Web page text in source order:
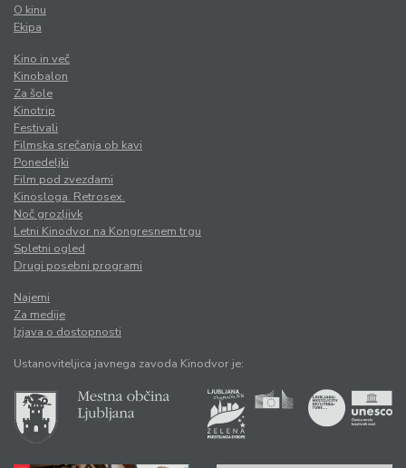
O kinu
Ekipa
Kino in več
Kinobalon
Za šole
Kinotrip
Festivali
Filmska srečanja ob kavi
Ponedeljki
Film pod zvezdami
Kinosloga. Retrosex.
Noč grozljivk
Letni Kinodvor na Kongresnem trgu
Spletni ogled
Drugi posebni programi
Najemi
Za medije
Izjava o dostopnosti
Ustanoviteljica javnega zavoda Kinodvor je: